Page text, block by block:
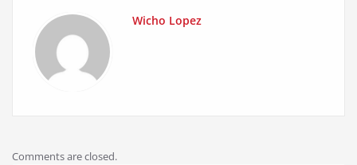
Wicho Lopez
Comments are closed.